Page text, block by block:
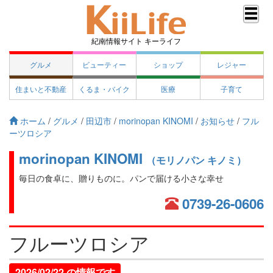
紀南情報サイト キーライフ
グルメ ビューティー ショップ レジャー
住まいと不動産 くるま・バイク 医療 子育て
ホーム / グルメ / 田辺市 / morinopan KINOMI / お知らせ / フル
ーツロシア
morinopan KINOMI （モリノパン キノミ）
毎日の食卓に、贈りものに。パンで届ける小さな幸せ
0739-26-0606
フルーツロシア